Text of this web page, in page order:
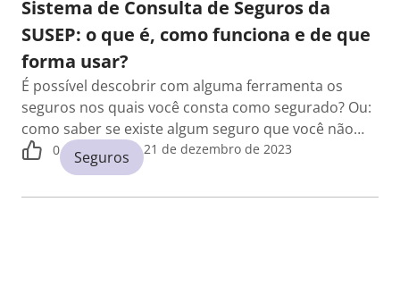
Sistema de Consulta de Seguros da
SUSEP: o que é, como funciona e de que
forma usar?
É possível descobrir com alguma ferramenta os
seguros nos quais você consta como segurado? Ou:
como saber se existe algum seguro que você não…
0 Seguros 21 de dezembro de 2023